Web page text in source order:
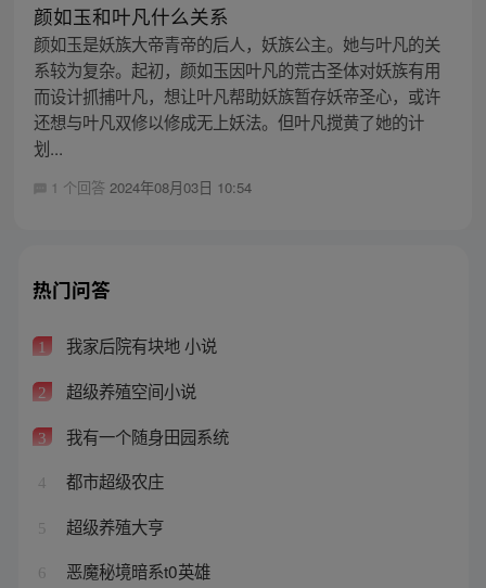
颜如玉和叶凡什么关系
颜如玉是妖族大帝青帝的后人，妖族公主。她与叶凡的关
系较为复杂。起初，颜如玉因叶凡的荒古圣体对妖族有用
而设计抓捕叶凡，想让叶凡帮助妖族暂存妖帝圣心，或许
还想与叶凡双修以修成无上妖法。但叶凡搅黄了她的计
划...
1 个回答 2024年08月03日 10:54
热门问答
1 我家后院有块地 小说
2 超级养殖空间小说
3 我有一个随身田园系统
4 都市超级农庄
5 超级养殖大亨
6 恶魔秘境暗系t0英雄